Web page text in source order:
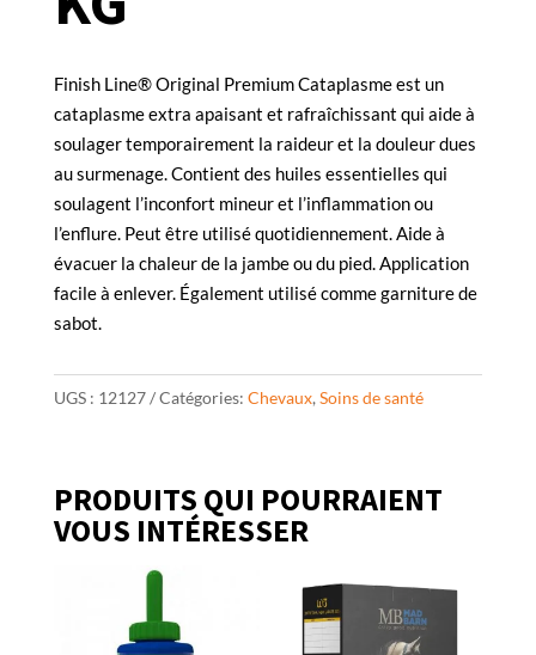
Finish Line® Original Premium Cataplasme est un
cataplasme extra apaisant et rafraîchissant qui aide à
soulager temporairement la raideur et la douleur dues
au surmenage. Contient des huiles essentielles qui
soulagent l’inconfort mineur et l’inflammation ou
l’enflure. Peut être utilisé quotidiennement. Aide à
évacuer la chaleur de la jambe ou du pied. Application
facile à enlever. Également utilisé comme garniture de
sabot.
UGS : 12127 Catégories: Chevaux, Soins de santé
PRODUITS QUI POURRAIENT
VOUS INTÉRESSER